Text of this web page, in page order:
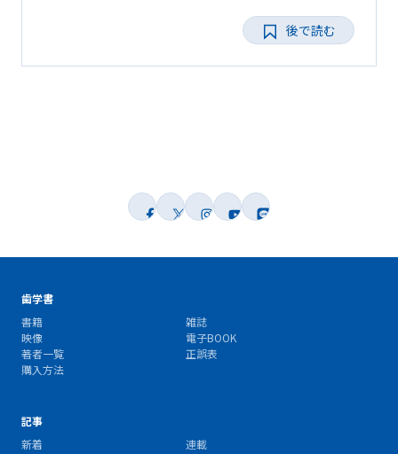
後で読む
歯学書
書籍
雑誌
映像
電子BOOK
著者一覧
正誤表
購入方法
記事
新着
連載